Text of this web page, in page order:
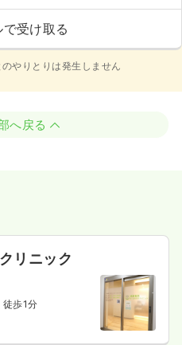
で受け取る
やりとりは発生しません
へ戻る
リニック
歩1分